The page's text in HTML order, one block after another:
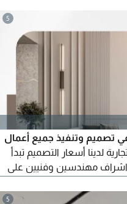
5
وتنفيذ جميع أعمال
لدينا أسعار التصميم تبدأ
واشراف مهندسين وفنيين على
تصل الى 25%
5